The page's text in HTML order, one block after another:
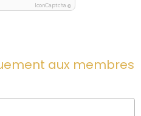
IconCaptcha ©
aux membres